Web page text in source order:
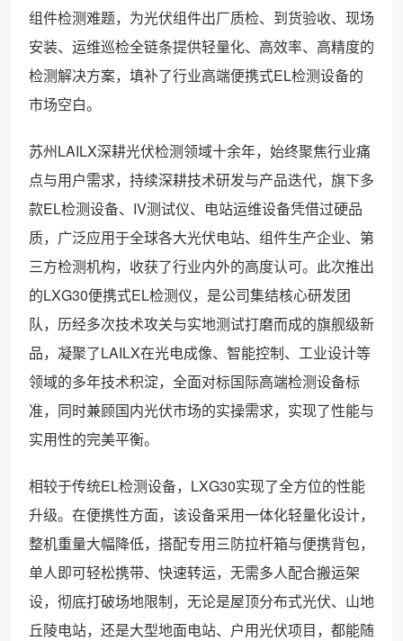
组件检测难题，为光伏组件出厂质检、到货验收、现场
安装、运维巡检全链条提供轻量化、高效率、高精度的
检测解决方案，填补了行业高端便携式EL检测设备的
市场空白。
苏州LAILX深耕光伏检测领域十余年，始终聚焦行业痛
点与用户需求，持续深耕技术研发与产品迭代，旗下多
款EL检测设备、IV测试仪、电站运维设备凭借过硬品
质，广泛应用于全球各大光伏电站、组件生产企业、第
三方检测机构，收获了行业内外的高度认可。此次推出
的LXG30便携式EL检测仪，是公司集结核心研发团
队，历经多次技术攻关与实地测试打磨而成的旗舰级新
品，凝聚了LAILX在光电成像、智能控制、工业设计等
领域的多年技术积淀，全面对标国际高端检测设备标
准，同时兼顾国内光伏市场的实操需求，实现了性能与
实用性的完美平衡。
相较于传统EL检测设备，LXG30实现了全方位的性能
升级。在便携性方面，该设备采用一体化轻量化设计，
整机重量大幅降低，搭配专用三防拉杆箱与便携背包，
单人即可轻松携带、快速转运，无需多人配合搬运架
设，彻底打破场地限制，无论是屋顶分布式光伏、山地
丘陵电站，还是大型地面电站、户用光伏项目，都能随